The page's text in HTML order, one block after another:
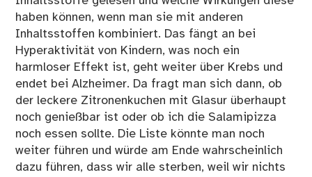
haben können, wenn man sie mit anderen
Inhaltsstoffen kombiniert. Das fängt an bei
Hyperaktivität von Kindern, was noch ein
harmloser Effekt ist, geht weiter über Krebs und
endet bei Alzheimer. Da fragt man sich dann, ob
der leckere Zitronenkuchen mit Glasur überhaupt
noch genießbar ist oder ob ich die Salamipizza
noch essen sollte. Die Liste könnte man noch
weiter führen und würde am Ende wahrscheinlich
dazu führen, dass wir alle sterben, weil wir nichts